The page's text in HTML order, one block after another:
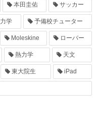
本田圭佑 サッカー
力学 予備校チューター
Moleskine ローバー
熱力学 天文
東大院生 iPad